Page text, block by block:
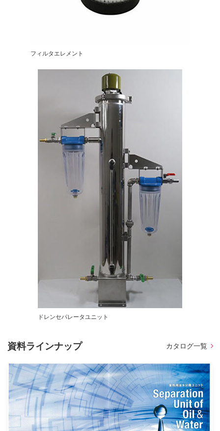
フィルタエレメント
ドレンセパレータユニット
資料ラインナップ カタログ一覧